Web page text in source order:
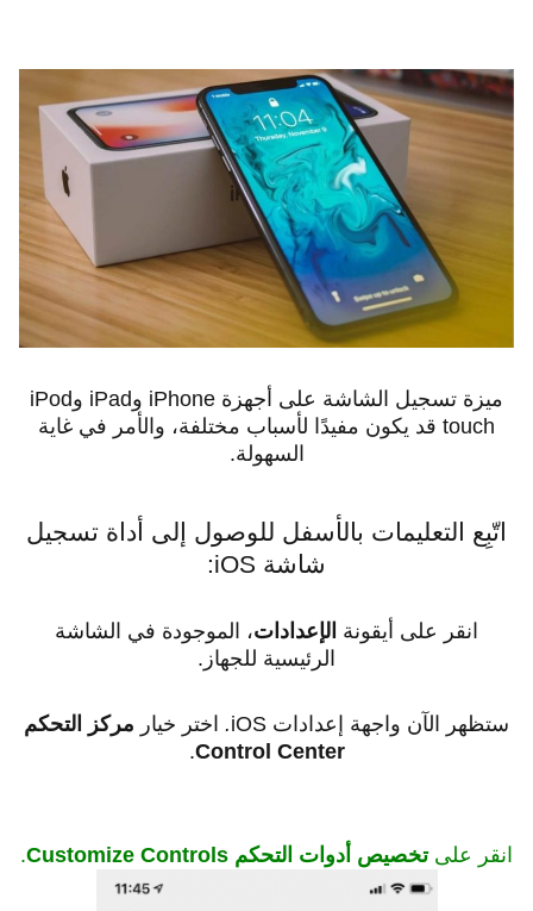
ميزة تسجيل الشاشة على أجهزة iPhone وiPad وiPod
touch قد يكون مفيدًا لأسباب مختلفة، والأمر في غاية
السهولة.
اتّبِع التعليمات بالأسفل للوصول إلى أداة تسجيل
شاشة iOS:
انقر على أيقونة الإعدادات، الموجودة في الشاشة
الرئيسية للجهاز.
ستظهر الآن واجهة إعدادات iOS . اختر خيار مركز التحكم
Control Center
.
انقر علىتخصيص أدوات التحكم Customize Controls .